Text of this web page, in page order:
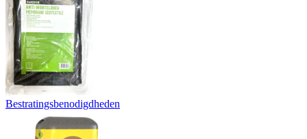
Bestratingsbenodigdheden